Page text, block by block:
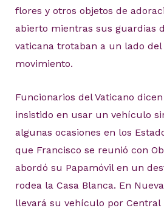
flores y otros objetos de
abierto mientras sus guardias
vaticana trotaban a un lado
movimiento.
Funcionarios del Vaticano
insistido en usar un vehículo
algunas ocasiones en los
que Francisco se reunió con
abordó su Papamóvil en un
rodea la Casa Blanca. En
llevará su vehículo por Central